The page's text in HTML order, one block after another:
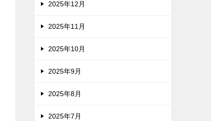
2025年12月
2025年11月
2025年10月
2025年9月
2025年8月
2025年7月